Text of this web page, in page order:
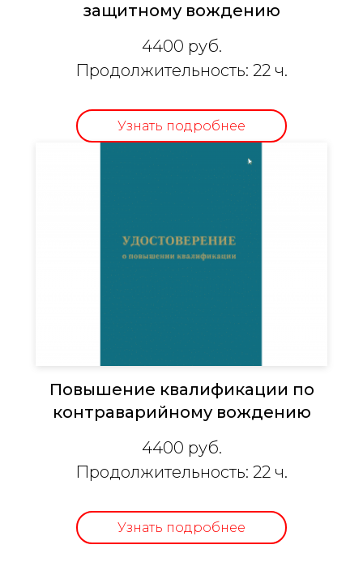
защитному вождению
4400 руб.
Продолжительность: 22 ч.
Узнать подробнее
Повышение квалификации по
контраварийному вождению
4400 руб.
Продолжительность: 22 ч.
Узнать подробнее